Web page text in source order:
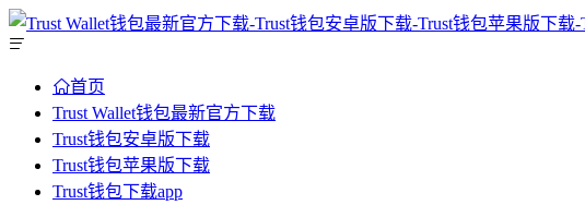
首页
Trust Wallet钱包最新官方下载
Trust钱包安卓版下载
Trust钱包苹果版下载
Trust钱包下载app